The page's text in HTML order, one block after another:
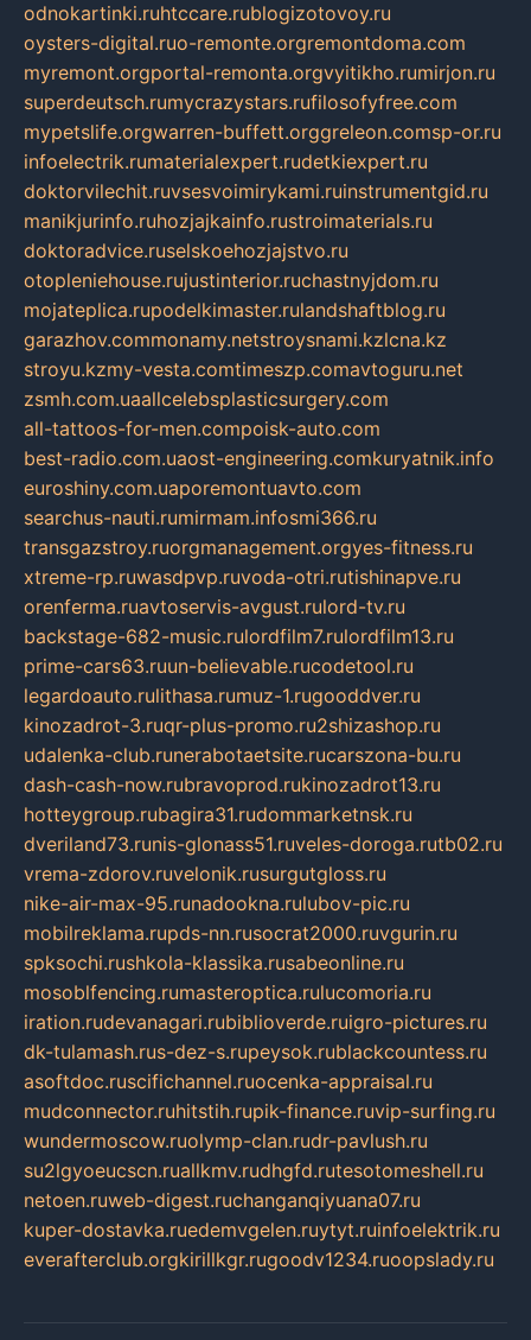
odnokartinki.ruhtccare.rublogizotovoy.ru
oysters-digital.ruo-remonte.orgremontdoma.com
myremont.orgportal-remonta.orgvyitikho.rumirjon.ru
superdeutsch.rumycrazystars.rufilosofyfree.com
mypetslife.orgwarren-buffett.orggreleon.comsp-or.ru
infoelectrik.rumaterialexpert.rudetkiexpert.ru
doktorvilechit.ruvsesvoimirykami.ruinstrumentgid.ru
manikjurinfo.ruhozjajkainfo.rustroimaterials.ru
doktoradvice.ruselskoehozjajstvo.ru
otopleniehouse.rujustinterior.ruchastnyjdom.ru
mojateplica.rupodelkimaster.rulandshaftblog.ru
garazhov.commonamy.netstroysnami.kzlcna.kz
stroyu.kzmy-vesta.comtimeszp.comavtoguru.net
zsmh.com.uaallcelebsplasticsurgery.com
all-tattoos-for-men.compoisk-auto.com
best-radio.com.uaost-engineering.comkuryatnik.info
euroshiny.com.uaporemontuavto.com
searchus-nauti.rumirmam.infosmi366.ru
transgazstroy.ruorgmanagement.orgyes-fitness.ru
xtreme-rp.ruwasdpvp.ruvoda-otri.rutishinapve.ru
orenferma.ruavtoservis-avgust.rulord-tv.ru
backstage-682-music.rulordfilm7.rulordfilm13.ru
prime-cars63.ruun-believable.rucodetool.ru
legardoauto.rulithasa.rumuz-1.rugooddver.ru
kinozadrot-3.ruqr-plus-promo.ru2shizashop.ru
udalenka-club.runerabotaetsite.rucarszona-bu.ru
dash-cash-now.rubravoprod.rukinozadrot13.ru
hotteygroup.rubagira31.rudommarketnsk.ru
dveriland73.runis-glonass51.ruveles-doroga.rutb02.ru
vrema-zdorov.ruvelonik.rusurgutgloss.ru
nike-air-max-95.runadookna.rulubov-pic.ru
mobilreklama.rupds-nn.rusocrat2000.ruvgurin.ru
spksochi.rushkola-klassika.rusabeonline.ru
mosoblfencing.rumasteroptica.rulucomoria.ru
iration.rudevanagari.rubiblioverde.ruigro-pictures.ru
dk-tulamash.rus-dez-s.rupeysok.rublackcountess.ru
asoftdoc.ruscifichannel.ruocenka-appraisal.ru
mudconnector.ruhitstih.rupik-finance.ruvip-surfing.ru
wundermoscow.ruolymp-clan.rudr-pavlush.ru
su2lgyoeucscn.ruallkmv.rudhgfd.rutesotomeshell.ru
netoen.ruweb-digest.ruchanganqiyuana07.ru
kuper-dostavka.ruedemvgelen.ruytyt.ruinfoelektrik.ru
everafterclub.orgkirillkgr.rugoodv1234.ruoopslady.ru